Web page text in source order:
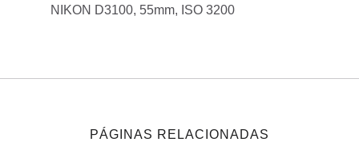
NIKON D3100, 55mm, ISO 3200
PÁGINAS RELACIONADAS